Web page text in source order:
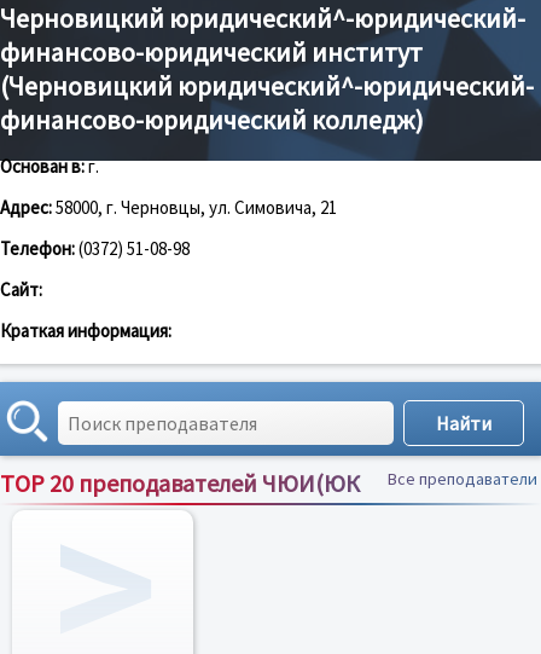
Черновицкий юридический^-юридический-
финансово-юридический институт
(Черновицкий юридический^-юридический-
финансово-юридический колледж)
Основан в:г.
Адрес:58000, г. Черновцы, ул. Симовича, 21
Телефон:(0372) 51-08-98
Сайт:
Краткая информация:
TOP 20 преподавателей ЧЮИ(ЮК Все преподаватели